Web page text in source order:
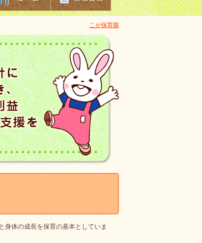
こが保育園
体の成長を保育の基本としていま